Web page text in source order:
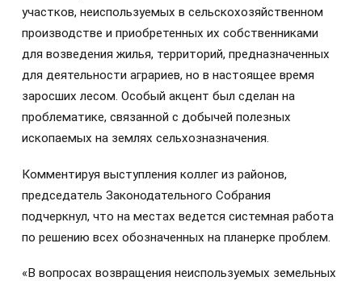
участков, неиспользуемых в сельскохозяйственном
производстве и приобретенных их собственниками
для возведения жилья, территорий, предназначенных
для деятельности аграриев, но в настоящее время
заросших лесом. Особый акцент был сделан на
проблематике, связанной с добычей полезных
ископаемых на землях сельхозназначения.
Комментируя выступления коллег из районов,
председатель Законодательного Собрания
подчеркнул, что на местах ведется системная работа
по решению всех обозначенных на планерке проблем.
«В вопросах возвращения неиспользуемых земельных